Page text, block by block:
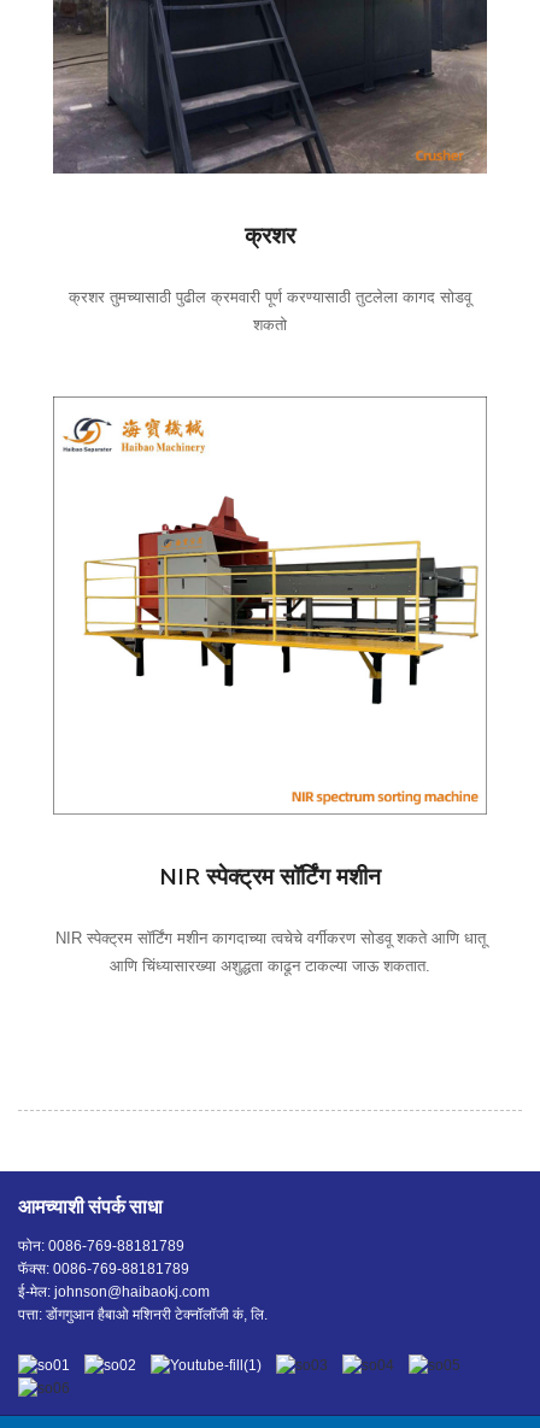
क्रशर
क्रशर तुमच्यासाठी पुढील क्रमवारी पूर्ण करण्यासाठी तुटलेला कागद सोडवू
शकतो
NIR स्पेक्ट्रम सॉर्टिंग मशीन
NIR स्पेक्ट्रम सॉर्टिंग मशीन कागदाच्या त्वचेचे वर्गीकरण सोडवू शकते आणि धातू
आणि चिंध्यासारख्या अशुद्धता काढून टाकल्या जाऊ शकतात.
आमच्याशी संपर्क साधा
फोन: 0086-769-88181789
फॅक्स: 0086-769-88181789
ई-मेल: johnson@haibaokj.com
पत्ता: डोंगगुआन हैबाओ मशिनरी टेक्नॉलॉजी कं, लि.